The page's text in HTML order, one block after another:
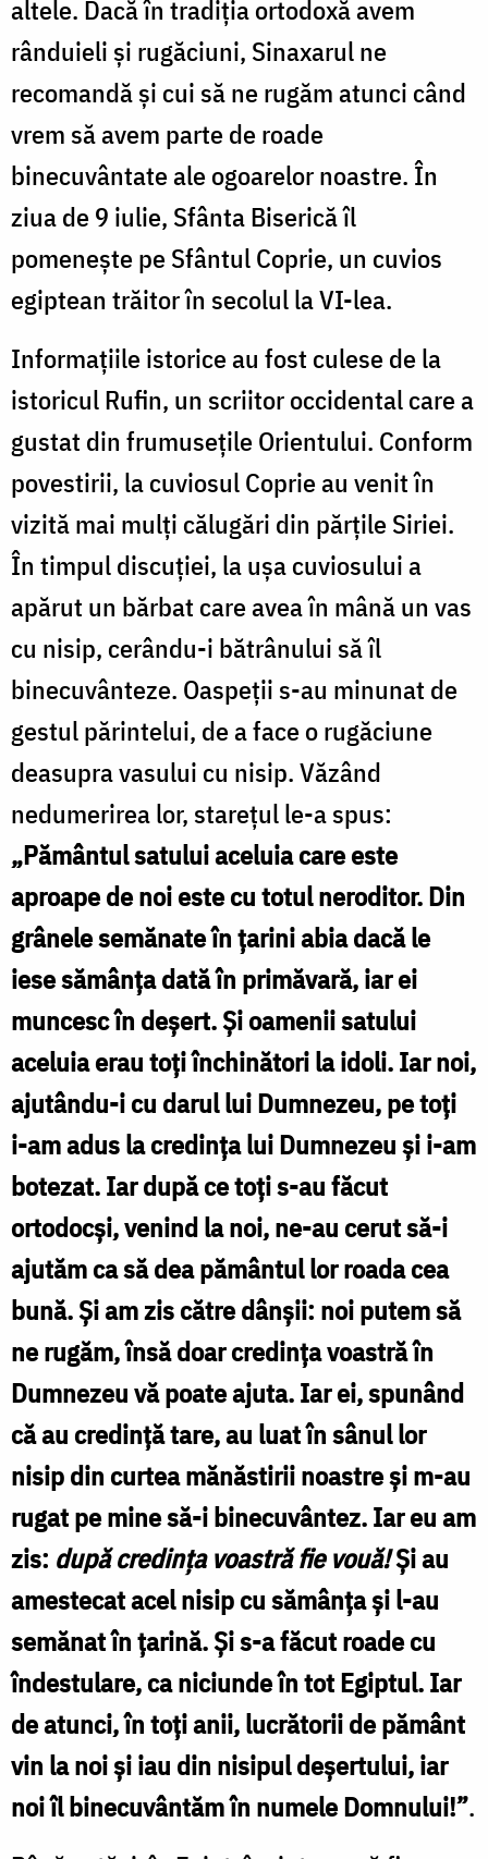
altele. Dacă în tradiţia ortodoxă avem
rânduieli şi rugăciuni, Sinaxarul ne
recomandă şi cui să ne rugăm atunci când
vrem să avem parte de roade
binecuvântate ale ogoarelor noastre. În
ziua de 9 iulie, Sfânta Biserică îl
pomeneşte pe Sfântul Coprie, un cuvios
egiptean trăitor în secolul la VI-lea.
Informaţiile istorice au fost culese de la
istoricul Rufin, un scriitor occidental care a
gustat din frumuseţile Orientului. Conform
povestirii, la cuviosul Coprie au venit în
vizită mai mulţi călugări din părțile Siriei.
În timpul discuţiei, la uşa cuviosului a
apărut un bărbat care avea în mână un vas
cu nisip, cerându-i bătrânului să îl
binecuvânteze. Oaspeţii s-au minunat de
gestul părintelui, de a face o rugăciune
deasupra vasului cu nisip. Văzând
nedumerirea lor, stareţul le-a spus:
„Pământul satului aceluia care este
aproape de noi este cu totul neroditor. Din
grânele semănate în ţarini abia dacă le
iese sămânţa dată în primăvară, iar ei
muncesc în deşert. Şi oamenii satului
aceluia erau toţi închinători la idoli. Iar noi,
ajutându-i cu darul lui Dumnezeu, pe toţi
i-am adus la credinţa lui Dumnezeu şi i-am
botezat. Iar după ce toţi s-au făcut
ortodocși, venind la noi, ne-au cerut să-i
ajutăm ca să dea pământul lor roada cea
bună. Şi am zis către dânşii: noi putem să
ne rugăm, însă doar credința voastră în
Dumnezeu vă poate ajuta. Iar ei, spunând
că au credinţă tare, au luat în sânul lor
nisip din curtea mănăstirii noastre şi m-au
rugat pe mine să-i binecuvântez. Iar eu am
zis: după credinţa voastră fie vouă!Şi au
amestecat acel nisip cu sămânţa şi l-au
semănat în ţarină. Şi s-a făcut roade cu
îndestulare, ca niciunde în tot Egiptul. Iar
de atunci, în toţi anii, lucrătorii de pământ
vin la noi şi iau din nisipul deșertului, iar
noi îl binecuvântăm în numele Domnului!”.